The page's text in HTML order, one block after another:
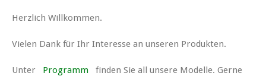
Herzlich Willkommen.
Vielen Dank für Ihr Interesse an unseren Produkten.
Unter Programm finden Sie all unsere Modelle. Gerne